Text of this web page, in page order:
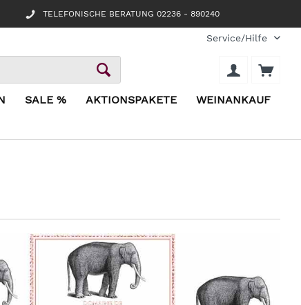
TELEFONISCHE BERATUNG 02236 - 890240
Service/Hilfe
SALE % AKTIONSPAKETE WEINANKAUF